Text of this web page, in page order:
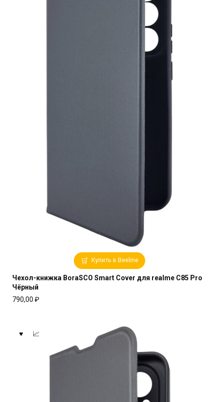
Купить в Beeline
Чехол-книжка BoraSCO Smart Cover для realme C85 Pro
Чёрный
790,00 ₽